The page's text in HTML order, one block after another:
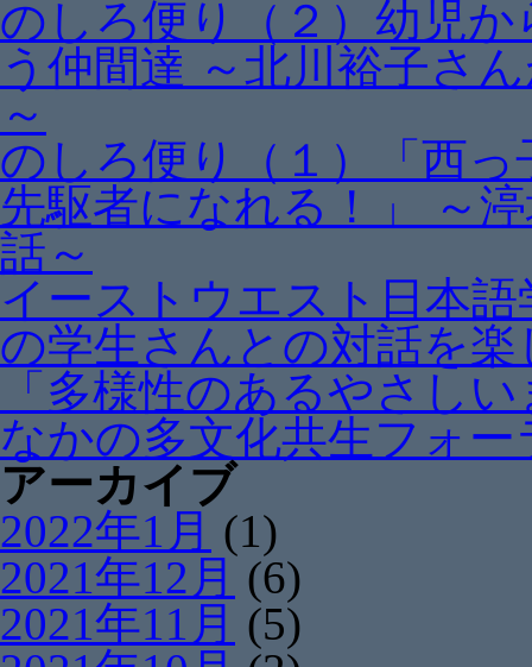
のしろ便り（２）幼児
う仲間達 ～北川裕子さ
～
のしろ便り（１）「西
先駆者になれる！」 ～
話～
イーストウエスト日本
の学生さんとの対話を楽
「多様性のあるやさし
なかの多文化共生フォ
アーカイブ
2022年1月 (1)
2021年12月 (6)
2021年11月 (5)